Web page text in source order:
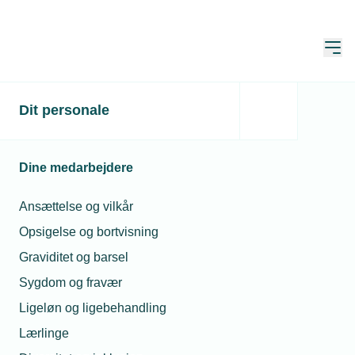
Dit personale
Dine medarbejdere
Ansættelse og vilkår
Opsigelse og bortvisning
Graviditet og barsel
Sygdom og fravær
Ligeløn og ligebehandling
Lærlinge
Lave ansøgertal giver